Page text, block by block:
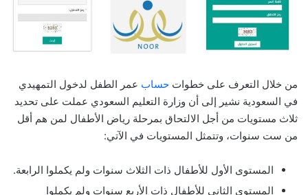
من خلال التعرف على خطوات حساب عمر الطفل لدخول التمهيدي
في السعودية نشير إلى أن وزارة التعليم السعودي عملت على تحديد
ثلاث مستويات من أجل الالتحاق بمرحلة رياض الأطفال لمن هم أقل
من ست سنوات، وتتمثل المستويات في الآتي:
المستوى الأول للأطفال ذات الثلاث سنوات ولم يكملوا الرابعة.
المستوى الثاني للأطفال ذات الأربع سنوات ولم يكملوا